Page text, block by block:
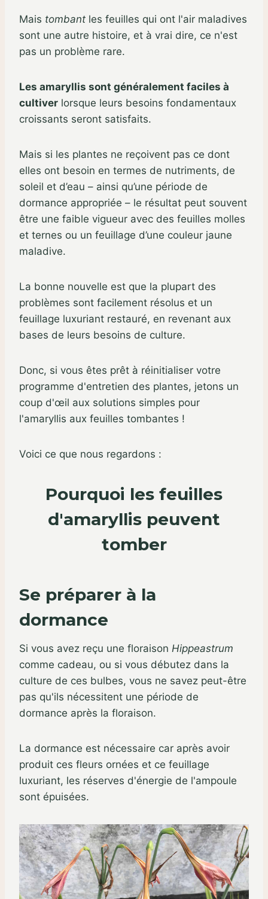
Mais tombant les feuilles qui ont l'air maladives
sont une autre histoire, et à vrai dire, ce n'est
pas un problème rare.
Les amaryllis sont généralement faciles à
cultiver lorsque leurs besoins fondamentaux
croissants seront satisfaits.
Mais si les plantes ne reçoivent pas ce dont
elles ont besoin en termes de nutriments, de
soleil et d’eau – ainsi qu’une période de
dormance appropriée – le résultat peut souvent
être une faible vigueur avec des feuilles molles
et ternes ou un feuillage d’une couleur jaune
maladive.
La bonne nouvelle est que la plupart des
problèmes sont facilement résolus et un
feuillage luxuriant restauré, en revenant aux
bases de leurs besoins de culture.
Donc, si vous êtes prêt à réinitialiser votre
programme d'entretien des plantes, jetons un
coup d'œil aux solutions simples pour
l'amaryllis aux feuilles tombantes !
Voici ce que nous regardons :
Pourquoi les feuilles
d'amaryllis peuvent
tomber
Se préparer à la
dormance
Si vous avez reçu une floraison Hippeastrum
comme cadeau, ou si vous débutez dans la
culture de ces bulbes, vous ne savez peut-être
pas qu'ils nécessitent une période de
dormance après la floraison.
La dormance est nécessaire car après avoir
produit ces fleurs ornées et ce feuillage
luxuriant, les réserves d'énergie de l'ampoule
sont épuisées.